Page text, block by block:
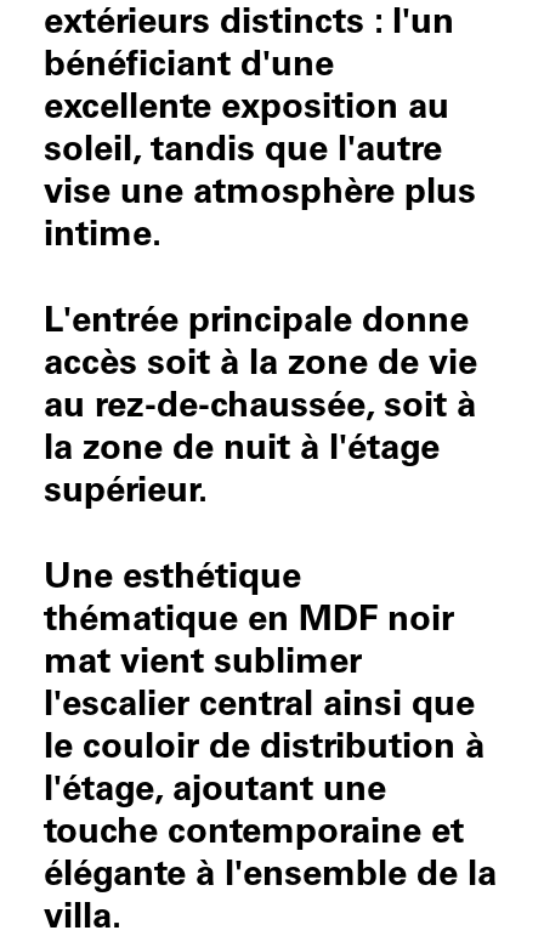
extérieurs distincts : l'un
bénéficiant d'une
excellente exposition au
soleil, tandis que l'autre
vise une atmosphère plus
intime.
L'entrée principale donne
accès soit à la zone de vie
au rez-de-chaussée, soit à
la zone de nuit à l'étage
supérieur.
Une esthétique
thématique en MDF noir
mat vient sublimer
l'escalier central ainsi que
le couloir de distribution à
l'étage, ajoutant une
touche contemporaine et
élégante à l'ensemble de la
villa.